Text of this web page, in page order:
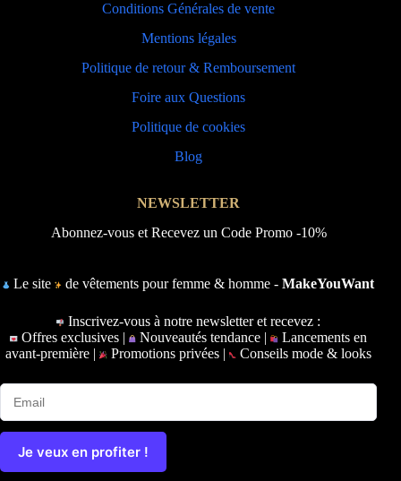
Conditions Générales de vente
Mentions légales
Politique de retour & Remboursement
Foire aux Questions
Politique de cookies
Blog
NEWSLETTER
Abonnez-vous et Recevez un Code Promo -10%
Le site de vêtements pour femme & homme -MakeYouWant
Inscrivez-vous à notre newsletter et recevez :
Offres exclusives |
Nouveautés tendance |
Lancements en
avant-première | Promotions privées | Conseils mode & looks
Je veux en profiter !